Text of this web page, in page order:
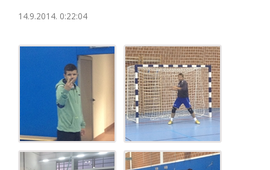
14.9.2014. 0:22:04